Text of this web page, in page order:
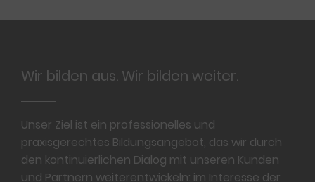
Wir bilden aus. Wir bilden weiter.
Unser Ziel ist ein professionelles und
praxisgerechtes Bildungsangebot, das wir durch
den kontinuierlichen Dialog mit unseren Kunden
und Partnern weiterentwickeln: im Interesse der